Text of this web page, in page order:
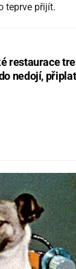
teprve přijít.
restaurace
nedojí,